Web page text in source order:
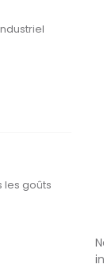
les goûts